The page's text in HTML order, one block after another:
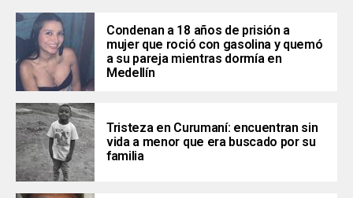
Condenan a 18 años de prisión a
mujer que roció con gasolina y quemó
a su pareja mientras dormía en
Medellín
Tristeza en Curumaní: encuentran sin
vida a menor que era buscado por su
familia